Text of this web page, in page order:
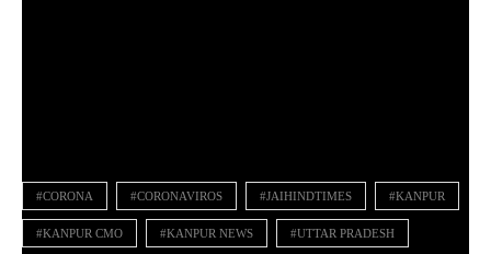
#CORONA #CORONAVIROS #JAIHINDTIMES #KANPUR
#KANPUR CMO #KANPUR NEWS #UTTAR PRADESH